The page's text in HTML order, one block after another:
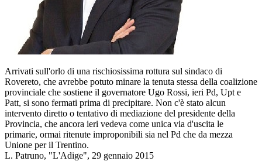
Arrivati sull'orlo di una rischiosissima rottura sul sindaco di
Rovereto, che avrebbe potuto minare la tenuta stessa della coalizione
provinciale che sostiene il governatore Ugo Rossi, ieri Pd, Upt e
Patt, si sono fermati prima di precipitare. Non c'è stato alcun
intervento diretto o tentativo di mediazione del presidente della
Provincia, che ancora ieri vedeva come unica via d'uscita le
primarie, ormai ritenute improponibili sia nel Pd che da mezza
Unione per il Trentino.
L. Patruno, "L'Adige", 29 gennaio 2015